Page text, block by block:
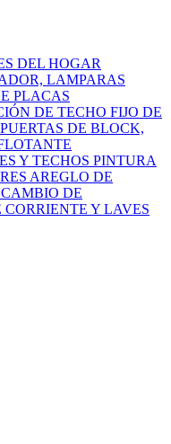
DEL HOGAR
LAMPARAS
PLACAS
DE TECHO FIJO DE
DE BLOCK,
Y TECHOS PINTURA
AREGLO DE
DE
Y LAVES